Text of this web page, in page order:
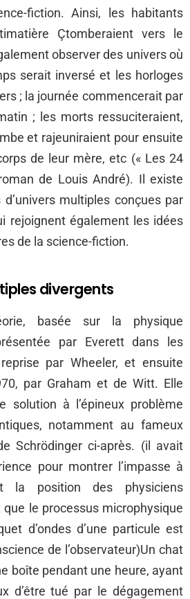
fiction. Ainsi, les habitants
Çtomberaient vers le
observer des univers où
serait inversé et les horloges
; la journée commencerait par
; les morts ressuciteraient,
et rajeuniraient pour ensuite
de leur mère, etc (« Les 24
de Louis André). Il existe
d’univers multiples conçues par
rejoignent également les idées
de la science-fiction.
divergents
basée sur la physique
par Everett dans les
par Wheeler, et ensuite
par Graham et de Witt. Elle
solution à l’épineux problème
notamment au fameux
Schrödinger ci-après. (il avait
pour montrer l’impasse à
la position des physiciens
le processus microphysique
d’ondes d’une particule est
de l’observateur)Un chat
boîte pendant une heure, ayant
d’être tué par le dégagement